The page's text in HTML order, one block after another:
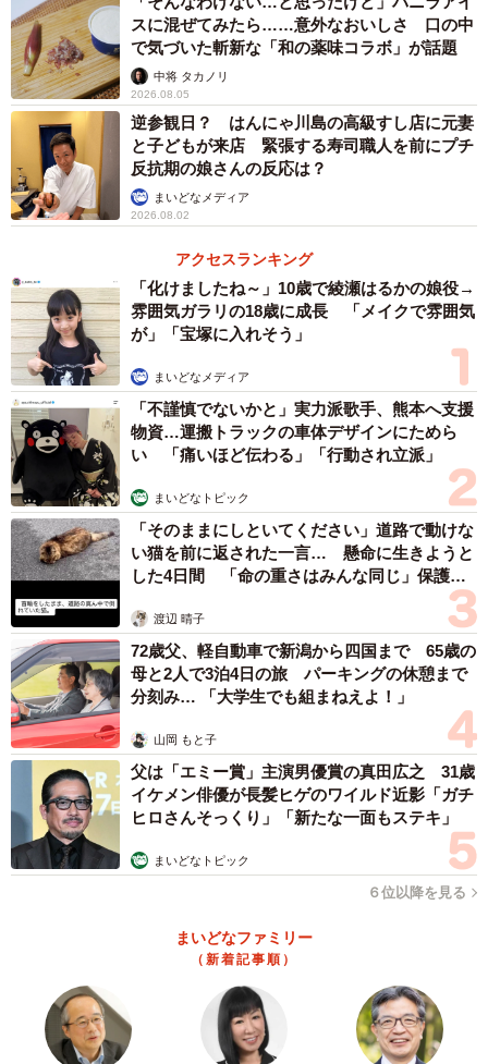
スに混ぜてみたら……意外なおいしさ 口の中
で気づいた斬新な「和の薬味コラボ」が話題
中将 タカノリ
2026.08.05
逆参観日？ はんにゃ川島の高級すし店に元妻
と子どもが来店 緊張する寿司職人を前にプチ
反抗期の娘さんの反応は？
まいどなメディア
2026.08.02
アクセスランキング
「化けましたね～」10歳で綾瀬はるかの娘役→
雰囲気ガラリの18歳に成長 「メイクで雰囲気
が」「宝塚に入れそう」
まいどなメディア
「不謹慎でないかと」実力派歌手、熊本へ支援
物資…運搬トラックの車体デザインにためら
い 「痛いほど伝わる」「行動され立派」
まいどなトピック
「そのままにしといてください」道路で動けな
い猫を前に返された一言… 懸命に生きようと
した4日間 「命の重さはみんな同じ」保護団
渡辺 晴子
72歳父、軽自動車で新潟から四国まで 65歳の
母と2人で3泊4日の旅 パーキングの休憩まで
分刻み… 「大学生でも組まねえよ！」
山岡 もと子
父は「エミー賞」主演男優賞の真田広之 31歳
イケメン俳優が長髪ヒゲのワイルド近影「ガチ
ヒロさんそっくり」「新たな一面もステキ」
まいどなトピック
６位以降を見る
まいどなファミリー
（新着記事順）